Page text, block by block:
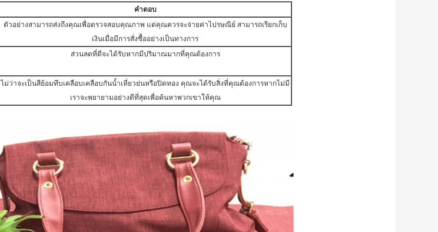
คำตอบ
ตัวอย่างสามารถส่งถึงคุณเพื่อตรวจสอบคุณภาพ แต่คุณควรจะจ่ายค่าไปรษณีย์ สามารถเรียกเก็บ
เงินเมื่อมีการสั่งซื้ออย่างเป็นทางการ
ส่วนลดที่ดีจะได้รับหากมีปริมาณมากที่คุณต้องการ
ไม่ว่าจะเป็นสีย้อมทึบเคลือบเคลือบกันน้ำเหี่ยวย่นหรือปิดทอง คุณจะได้รับสิ่งที่คุณต้องการหากไม่มี
เราจะพยายามอย่างดีที่สุดเพื่อค้นหาพวกเขาให้คุณ